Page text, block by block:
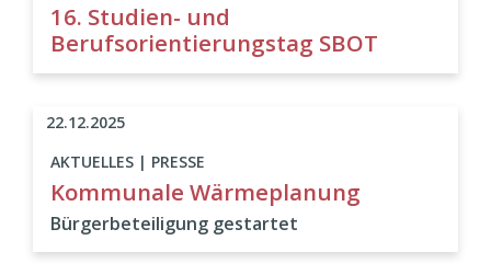
16. Studien- und
Berufsorientierungstag SBOT
AKTUELLES | PRESSE
Kommunale Wärmeplanung
Bürgerbeteiligung gestartet
22.12.2025